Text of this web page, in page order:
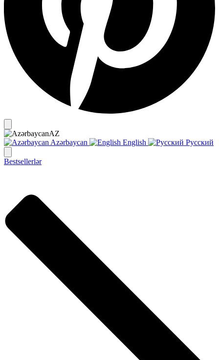
AZ
Azərbaycan
English Русский
Bestsellerlər